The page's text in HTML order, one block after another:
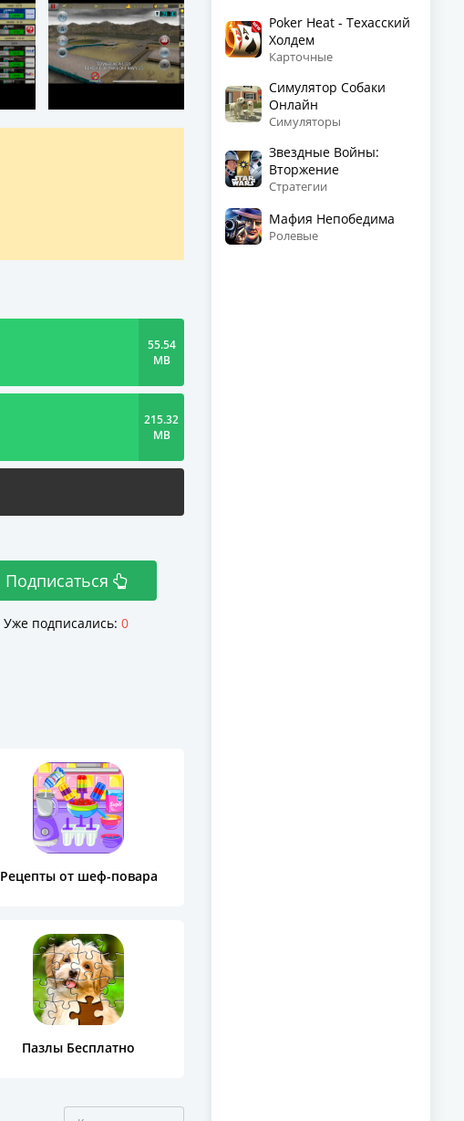
55.54
MB
215.32
MB
Подписаться
Уже подписались: 0
Рецепты от шеф-повара
Пазлы Бесплатно
Poker Heat - Техасский
Холдем
Карточные
Симулятор Собаки
Онлайн
Симуляторы
Звездные Войны:
Вторжение
Стратегии
Мафия Непобедима
Ролевые